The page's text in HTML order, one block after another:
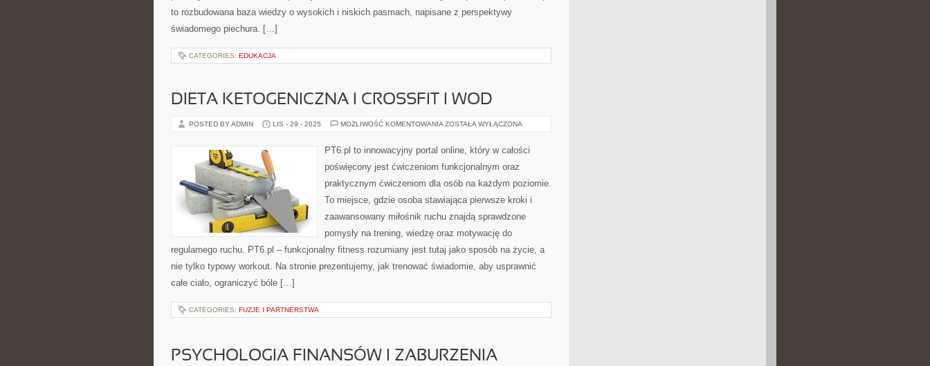
to rozbudowana baza wiedzy o wysokich i niskich pasmach, napisane z perspektywy
świadomego piechura. […]
CATEGORIES: EDUKACJA
DIETA KETOGENICZNA I CROSSFIT I WOD
POSTED BY ADMIN LIS - 29 - 2025 MOŻLIWOŚĆ KOMENTOWANIA DIETA
CROSSFIT
I
ZOSTAŁA WYŁĄCZONA
PT6.pl to innowacyjny portal online, który w całości
poświęcony jest ćwiczeniom funkcjonalnym oraz
praktycznym ćwiczeniom dla osób na każdym poziomie.
To miejsce, gdzie osoba stawiająca pierwsze kroki i
zaawansowany miłośnik ruchu znajdą sprawdzone
pomysły na trening, wiedzę oraz motywację do
regularnego ruchu. PT6.pl – funkcjonalny fitness rozumiany jest tutaj jako sposób na życie, a
nie tylko typowy workout. Na stronie prezentujemy, jak trenować świadomie, aby usprawnić
całe ciało, ograniczyć bóle […]
CATEGORIES: FUZJE I PARTNERSTWA
PSYCHOLOGIA FINANSÓW I ZABURZENIA